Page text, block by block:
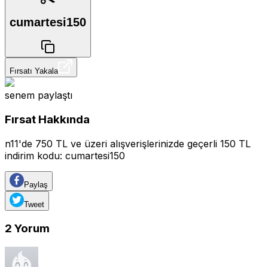
cumartesi150
Fırsatı Yakala
senem paylaştı
Fırsat Hakkında
n11'de 750 TL ve üzeri alışverişlerinizde geçerli 150 TL
indirim kodu: cumartesi150
Paylaş
Tweet
2 Yorum